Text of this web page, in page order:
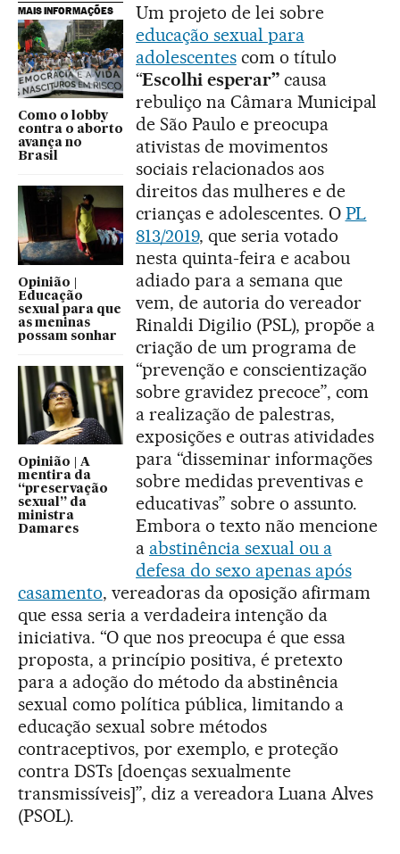
MAIS INFORMAÇÕES
Como o lobby
contra o aborto
avança no
Brasil
Opinião |
Educação
sexual para que
as meninas
possam sonhar
Opinião | A
mentira da
“preservação
sexual” da
ministra
Damares
Um projeto de lei sobre
educação sexual para
adolescentescom o título
“Escolhi esperar”causa
rebuliço na Câmara Municipal
de São Paulo e preocupa
ativistas de movimentos
sociais relacionados aos
direitos das mulheres e de
crianças e adolescentes. O PL
813/2019, que seria votado
nesta quinta-feira e acabou
adiado para a semana que
vem, de autoria do vereador
Rinaldi Digilio (PSL), propõe a
criação de um programa de
“prevenção e conscientização
sobre gravidez precoce”, com
a realização de palestras,
exposições e outras atividades
para “disseminar informações
sobre medidas preventivas e
educativas” sobre o assunto.
Embora o texto não mencione
a abstinência sexual ou a
defesa do sexo apenas após
casamento, vereadoras da oposição afirmam
que essa seria a verdadeira intenção da
iniciativa. “O que nos preocupa é que essa
proposta, a princípio positiva, é pretexto
para a adoção do método da abstinência
sexual como política pública, limitando a
educação sexual sobre métodos
contraceptivos, por exemplo, e proteção
contra DSTs [doenças sexualmente
transmissíveis]”, diz a vereadora Luana Alves
(PSOL).